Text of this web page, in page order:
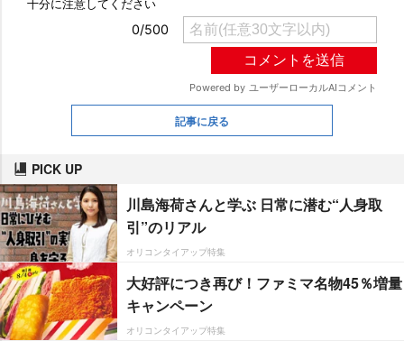
記事に戻る
PICK UP
川島海荷さんと学ぶ 日常に潜む“人身取
引”のリアル
オリコンタイアップ特集
大好評につき再び！ファミマ名物45％増量
キャンペーン
オリコンタイアップ特集